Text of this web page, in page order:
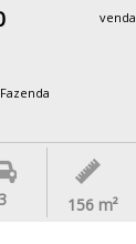
venda
3 156 m²